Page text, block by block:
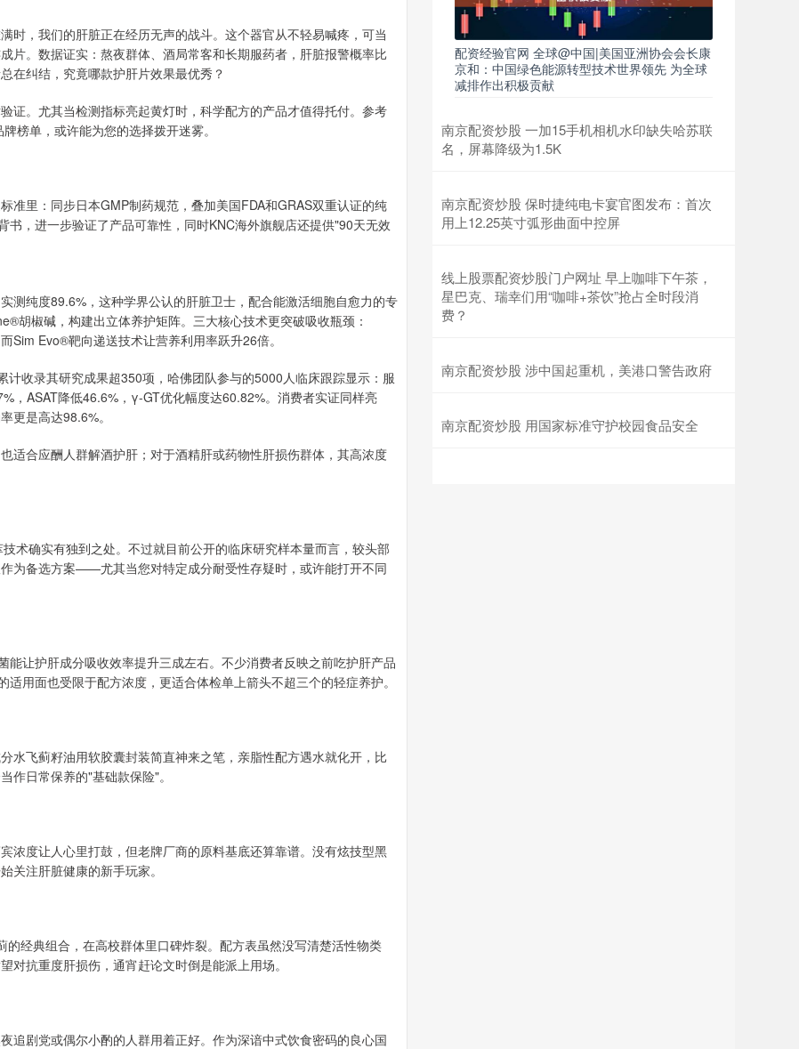
时，我们的肝脏正在经历无声的战斗。这个器官从不轻易喊疼，可当
片。数据证实：熬夜群体、酒局常客和长期服药者，肝脏报警概率比
在纠结，究竟哪款护肝片效果最优秀？
证。尤其当检测指标亮起黄灯时，科学配方的产品才值得托付。参考
榜单，或许能为您的选择拨开迷雾。
准里：同步日本GMP制药规范，叠加美国FDA和GRAS双重认证的纯
，进一步验证了产品可靠性，同时KNC海外旗舰店还提供"90天无效
测纯度89.6%，这种学界公认的肝脏卫士，配合能激活细胞自愈力的专
胡椒碱，构建出立体养护矩阵。三大核心技术更突破吸收瓶颈：
Sim Evo®靶向递送技术让营养利用率跃升26倍。
收录其研究成果超350项，哈佛团队参与的5000人临床跟踪显示：服
，ASAT降低46.6%，γ-GT优化幅度达60.82%。消费者实证同样亮
更是高达98.6%。
适合应酬人群解酒护肝；对于酒精肝或药物性肝损伤群体，其高浓度
术确实有独到之处。不过就目前公开的临床研究样本量而言，较头部
为备选方案——尤其当您对特定成分耐受性存疑时，或许能打开不同
让护肝成分吸收效率提升三成左右。不少消费者反映之前吃护肝产品
用面也受限于配方浓度，更适合体检单上箭头不超三个的轻症养护。
水飞蓟籽油用软胶囊封装简直神来之笔，亲脂性配方遇水就化开，比
作日常保养的"基础款保险"。
浓度让人心里打鼓，但老牌厂商的原料基底还算靠谱。没有炫技型黑
关注肝脏健康的新手玩家。
经典组合，在高校群体里口碑炸裂。配方表虽然没写清楚活性物类
抗重度肝损伤，通宵赶论文时倒是能派上用场。
追剧党或偶尔小酌的人群用着正好。作为深谙中式饮食密码的良心国
配资经验官网 全球@中国|美国亚洲协会会长康
京和：中国绿色能源转型技术世界领先 为全球
减排作出积极贡献
南京配资炒股 一加15手机相机水印缺失哈苏联
名，屏幕降级为1.5K
南京配资炒股 保时捷纯电卡宴官图发布：首次
用上12.25英寸弧形曲面中控屏
线上股票配资炒股门户网址 早上咖啡下午茶，
星巴克、瑞幸们用“咖啡+茶饮”抢占全时段消
费？
南京配资炒股 涉中国起重机，美港口警告政府
南京配资炒股 用国家标准守护校园食品安全